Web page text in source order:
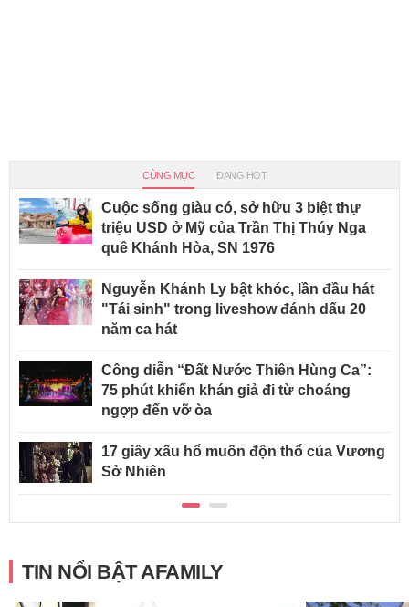
CÙNG MỤC ĐANG HOT
Cuộc sống giàu có, sở hữu 3 biệt thự
triệu USD ở Mỹ của Trần Thị Thúy Nga
quê Khánh Hòa, SN 1976
Nguyễn Khánh Ly bật khóc, lần đầu hát
"Tái sinh" trong liveshow đánh dấu 20
năm ca hát
Công diễn “Đất Nước Thiên Hùng Ca”:
75 phút khiến khán giả đi từ choáng
ngợp đến vỡ òa
17 giây xấu hổ muốn độn thổ của Vương
Sở Nhiên
TIN NỔI BẬT AFAMILY